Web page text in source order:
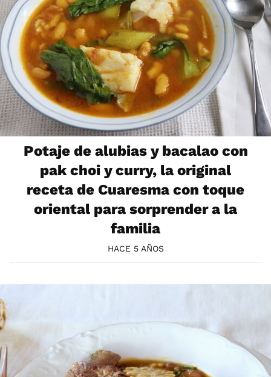
Potaje de alubias y bacalao con
pak choi y curry, la original
receta de Cuaresma con toque
oriental para sorprender a la
familia
HACE 5 AÑOS